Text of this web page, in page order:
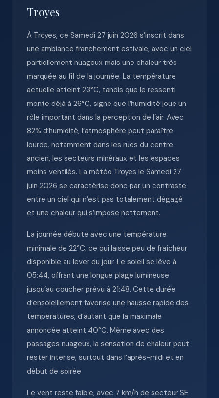
Troyes
À Troyes, ce Samedi 27 juin 2026 s’inscrit dans
une ambiance franchement estivale, avec un ciel
partiellement nuageux mais une chaleur très
marquée au fil de la journée. La température
actuelle atteint 23°C, tandis que le ressenti
monte déjà à 26°C, signe que l’humidité joue un
rôle important dans la perception de l’air. Avec
82% d’humidité, l’atmosphère peut paraître
lourde, notamment dans les rues du centre
ancien, les secteurs minéraux et les espaces
moins ventilés. La météo Troyes le Samedi 27
juin 2026 se caractérise donc par un contraste
entre un ciel qui n’est pas totalement dégagé
et une chaleur qui s’impose nettement.
La journée débute avec une température
minimale de 22°C, ce qui laisse peu de fraîcheur
disponible au lever du jour. Le soleil se lève à
05:44, offrant une longue plage lumineuse
jusqu’au coucher prévu à 21:48. Cette durée
d’ensoleillement favorise une hausse rapide des
températures, d’autant que la maximale
annoncée atteint 40°C. Même avec des
passages nuageux, la sensation de chaleur peut
rester intense, surtout dans l’après-midi et en
début de soirée.
Le vent reste faible, avec 7 km/h de secteur SE